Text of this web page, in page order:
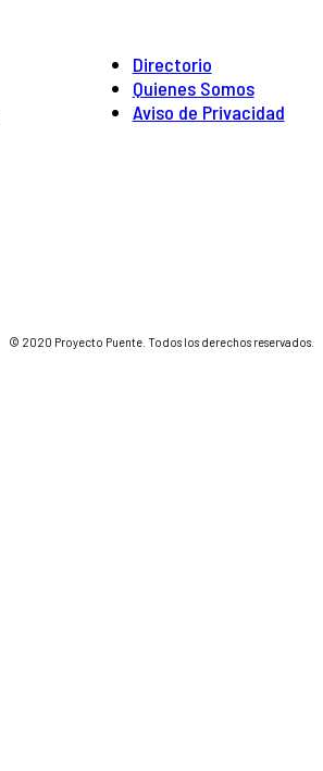
Directorio
Quienes Somos
Aviso de Privacidad
© 2020 Proyecto Puente. Todos los derechos reservados.